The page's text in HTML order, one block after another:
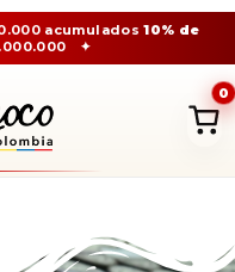
acumulados10% de
✦
0